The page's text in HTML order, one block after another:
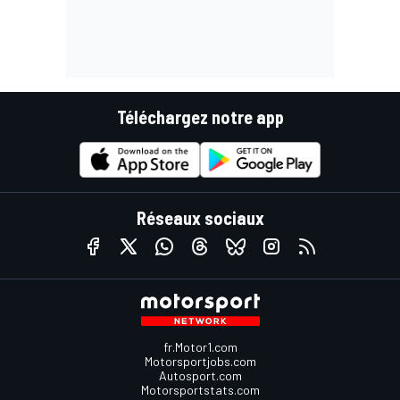
Téléchargez notre app
Réseaux sociaux
fr.Motor1.com
Motorsportjobs.com
Autosport.com
Motorsportstats.com